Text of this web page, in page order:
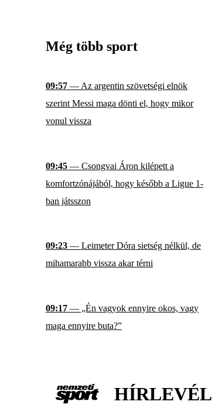
Még több sport
09:57 — Az argentin szövetségi elnök
szerint Messi maga dönti el, hogy mikor
vonul vissza
09:45 — Csongvai Áron kilépett a
komfortzónájából, hogy később a Ligue 1-
ban játsszon
09:23 — Leimeter Dóra sietség nélkül, de
mihamarabb vissza akar térni
09:17 — „Én vagyok ennyire okos, vagy
maga ennyire buta?”
HÍRLEVÉL